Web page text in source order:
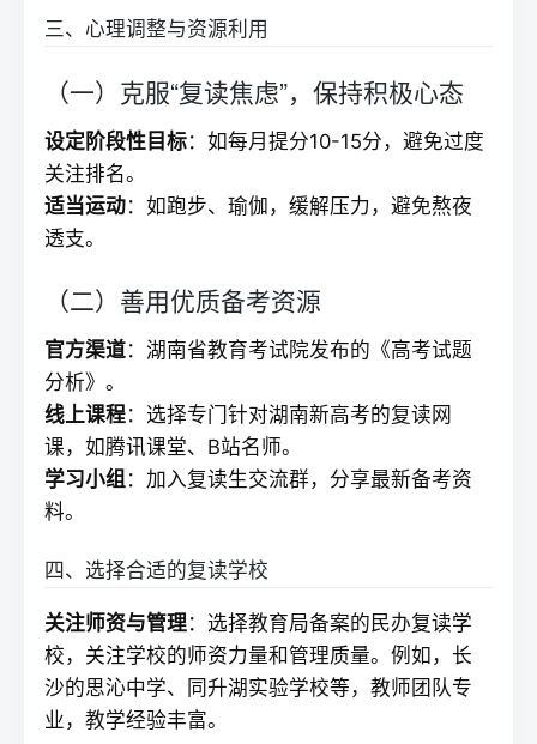
三、心理调整与资源利用
（一）克服“复读焦虑”，保持积极心态
设定阶段性目标：如每月提分10-15分，避免过度
关注排名。
适当运动：如跑步、瑜伽，缓解压力，避免熬夜
透支。
（二）善用优质备考资源
官方渠道：湖南省教育考试院发布的《高考试题
分析》。
线上课程：选择专门针对湖南新高考的复读 网
课，如腾讯课堂、B站名师。
学习小组：加入复读生交流群，分享最新备考资
料。
四、选择合适的复读学校
关注师资与管理：选择教育局备案的民办复读学
校 ，关注学校的师资力量和管理质量。例如，长
沙的思沁中学、同升湖实验学校等，教师团队专
业，教学经验丰富。